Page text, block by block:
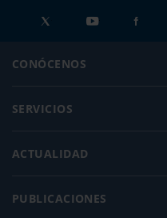
CONÓCENOS
SERVICIOS
ACTUALIDAD
PUBLICACIONES